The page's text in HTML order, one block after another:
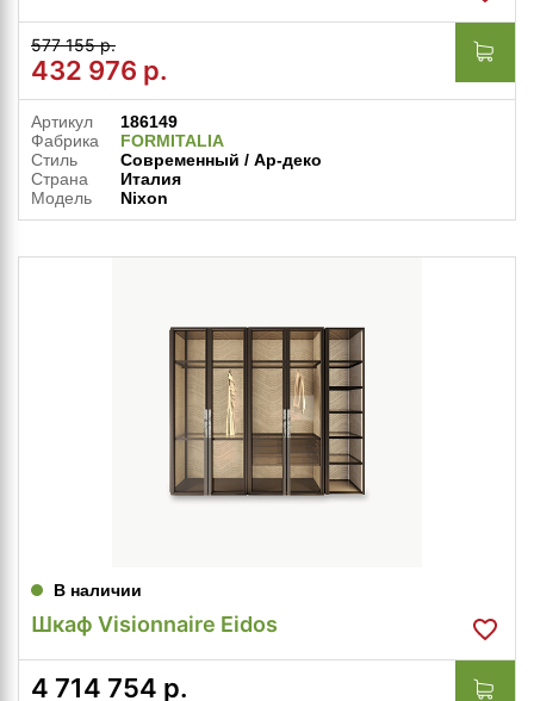
577 155 р.
432 976 р.
Артикул
186149
Фабрика
FORMITALIA
Стиль
Современный / Ар-деко
Страна
Италия
Модель
Nixon
В наличии
Шкаф Visionnaire Eidos
4 714 754 р.